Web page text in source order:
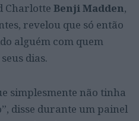
Charlotte Benji Madden,
revelou que só então
alguém com quem
dias.
simplesmente não tinha
disse durante um painel